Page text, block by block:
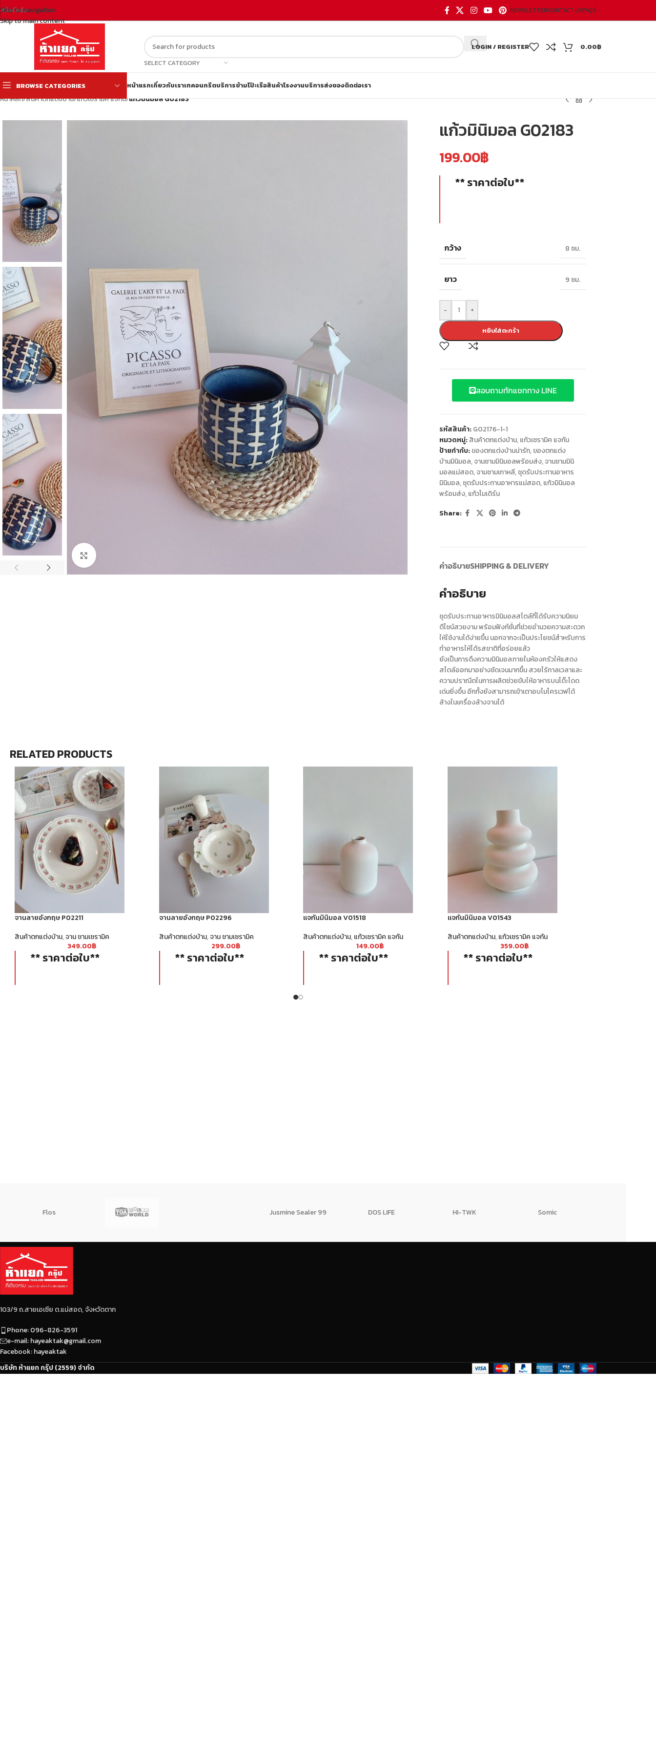
Skip to navigation
Skip to main content
สวัสดีครับ NEWSLETTERCONTACT USFAQS
SELECT CATEGORY
LOGIN / REGISTER 0.00฿
BROWSE CATEGORIES หน้าแรกเกี่ยวกับเราเทคอนกรีตบริการข้ามโป๊ะเรือสินค้าโรงงานบริการส่งของติดต่อเรา
หน้าหลัก/สินค้าตกแต่งบ้าน/แก้วเซรามิค แจกัน/แก้วมินิมอล G02183
แก้วมินิมอล G02183
199.00฿
** ราคาต่อใบ**
กว้าง 8 ซม.
ยาว 9 ซม.
- +
หยิบใส่ตะกร้า
สอบถามทักแชททาง LINE
รหัสสินค้า:G02176-1-1
หมวดหมู่: สินค้าตกแต่งบ้าน, แก้วเซรามิค แจกัน
ป้ายกำกับ: ของตกแต่งบ้านน่ารัก, ของตกแต่ง
บ้านมินิมอล, จานชามมินิมอลพร้อมส่ง, จานชามมินิ
มอลแม่สอด, จามชามเกาหลี, ชุดรับประทานอาหาร
มินิมอล, ชุดรับประทานอาหารแม่สอด, แก้วมินิมอล
พร้อมส่ง, แก้วโมเดิร์น
Share:
คำอธิบายSHIPPING & DELIVERY
คำอธิบาย
ชุดรับประทานอาหารมินิมอลสไตล์ที่ได้รับความนิยม
ดีไซน์สวยงาม พร้อมฟังก์ชั่นที่ช่วยอำนวยความสะดวก
ให้ใช้งานได้ง่ายขึ้น นอกจากจะเป็นประโยชน์สำหรับการ
ทำอาหารให้ได้รสชาติที่อร่อยแล้ว
ยังเป็นการดึงความมินิมอลภายในห้องครัวให้แสดง
สไตล์ออกมาอย่างชัดเจนมากขึ้น สวยไร้กาลเวลาและ
ความปราณีตในการผลิตช่วยขับให้อาหารบนโต๊ะโดด
เด่นยิ่งขึ้น อีกทั้งยังสามารถเข้าเตาอบไมโครเวฟได้
ล้างในเครื่องล้างจานได้
RELATED PRODUCTS
จานลายอังกฤษ P02211
สินค้าตกแต่งบ้าน,จาน ชามเซรามิค
349.00฿
** ราคาต่อใบ**
จานลายอังกฤษ P02296
สินค้าตกแต่งบ้าน,จาน ชามเซรามิค
299.00฿
** ราคาต่อใบ**
แจกันมินิมอล V01518
สินค้าตกแต่งบ้าน,แก้วเซรามิค แจกัน
149.00฿
** ราคาต่อใบ**
แจกันมินิมอล V01543
สินค้าตกแต่งบ้าน, แก้วเซรามิค แจกัน
359.00฿
** ราคาต่อใบ**
Flos Jusmine Sealer 99 DOS LIFE HI-TWK Somic
103/9 ถ.สายเอเซีย ต.แม่สอด, จังหวัดตาก
Phone: 096-826-3591
e-mail: hayeaktak@gmail.com
Facebook: hayeaktak
บริษัท ห้าแยก กรุ๊ป (2559) จำกัด